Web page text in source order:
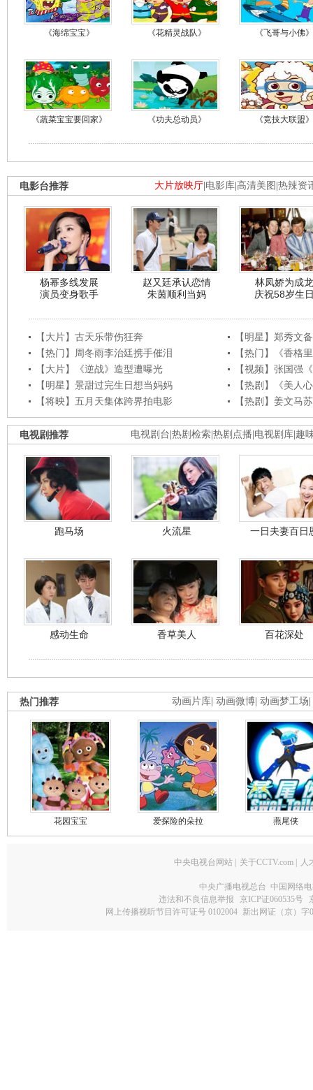
《海绵宝宝》 《花精灵战队》 《飞哥与小佛》
《蔬菜宝宝要回家》 《功夫总动员》 《竞技大联盟》
大片放映厅 电影库 高清美图 热辣资
电影台推荐
杨幂多线发展
演员变身歌手
赵又廷承认恋情
朱茵顺利当妈
林凤娇为成龙
庆祝58岁生
【大片】古天乐带伤狂奔
【明星】郑秀文
【热门】周冬雨李治廷携手催泪
【热门】《香格
【大片】《逆战》造型遭曝光
【视频】张国强
【明星】景甜过完生日想当妈妈
【热剧】《美人
【将映】五月天集体跨界拍电影
【热剧】姜文马
电视剧台 热剧检索 热剧点播 电视剧库 趣
电视剧推荐
跑马场 火流星 一日夫妻百日
感动生命 香草美人 百花深处
动画片库 动画微博 动画梦工场
热门推荐
花园宝宝 爱探险的朵拉 燕尾侠
中央电视台网站 关于CCTV.com 人
中央广播电视总台 中国网络
违法和不良信息举报
京ICP证060535号
网上传播视听节目许可证号 0102004 新出网证（京）